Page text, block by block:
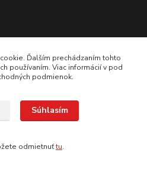
007
všetky práva vyhradené..
Ďalším prechádzaním tohto
používaním. Viac informácií v pod
podmienok.
Súhlasím
odmietnuťtu.